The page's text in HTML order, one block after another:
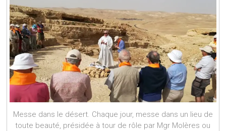
Messe dans le désert. Chaque jour, messe dans un lieu de
toute beauté, présidée à tour de rôle par Mgr Molères ou